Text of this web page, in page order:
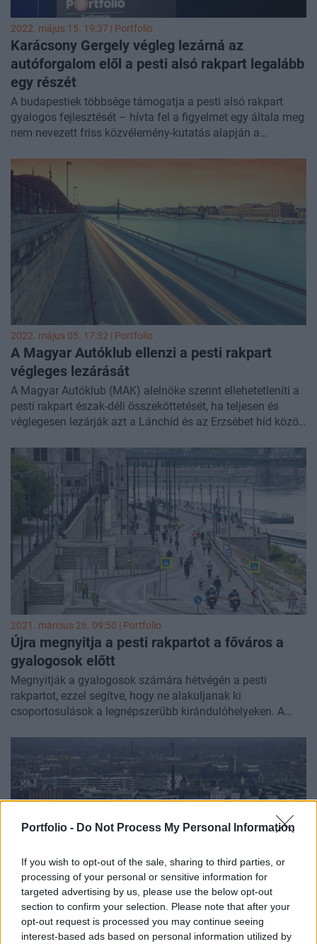
Portfolio - Do Not Process My Personal Information
If you wish to opt-out of the sale, sharing to third parties, or
processing of your personal or sensitive information for
targeted advertising by us, please use the below opt-out
section to confirm your selection. Please note that after your
opt-out request is processed you may continue seeing
interest-based ads based on personal information utilized by
2022. május 15. 19:37 | Portfolio
Karácsony Gergely végleg lezárná az
autóforgalom elől a pesti alsó rakpart legalább
egy részét
A budapestiek többsége támogatja a pesti alsó rakpart
gyalogos fejlesztését – hívta fel a figyelmet egy általa meg
nem nevezett friss közvélemény-kutatás alapján a
2022. május 05. 17:32 | Portfolio
A Magyar Autóklub ellenzi a pesti rakpart
végleges lezárását
A Magyar Autóklub (MAK) alelnöke szerint ellehetetleníti a
pesti rakpart észak-déli összeköttetését, ha teljesen és
véglegesen lezárják azt a Lánchíd és az Erzsébet híd között
2021. március 26. 09:50 | Portfolio
Újra megnyitja a pesti rakpartot a főváros a
gyalogosok előtt
Megnyitják a gyalogosok számára hétvégén a pesti
rakpartot, ezzel segítve, hogy ne alakuljanak ki
csoportosulások a legnépszerűbb kirándulóhelyeken. A
előtt.
2020. április 22. 07:50 | Portfolio
A Lánchíd után felújítják a Petőfi hidat és a